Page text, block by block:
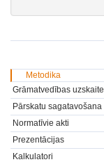
Metodika
Grāmatvedības uzskaite
Pārskatu sagatavošana
Normatīvie akti
Prezentācijas
Kalkulatori